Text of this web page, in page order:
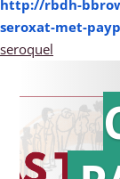
http://rbdh-
seroxat-met-
seroquel